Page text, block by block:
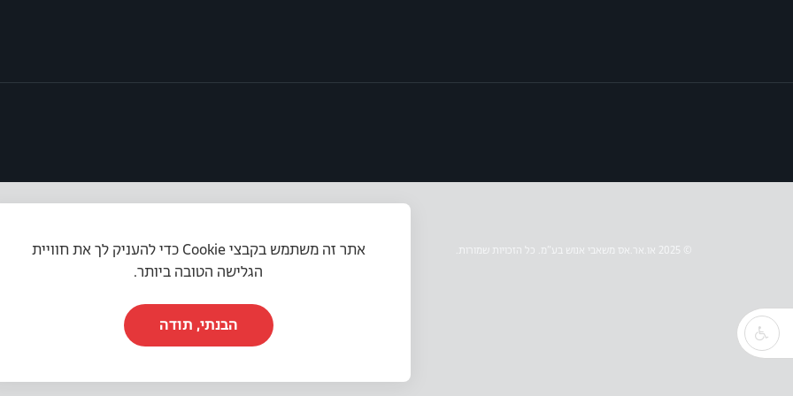
תקנון האתר | מדיניות פרטיות | הצהרת נגישות
אתר זה משתמש בקבצי Cookie כדי להעניק לך את חוויית
הגלישה הטובה ביותר.
הבנתי, תודה